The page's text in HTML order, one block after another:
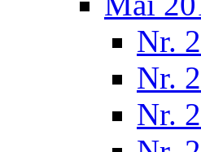
Nr.
Nr.
Nr.